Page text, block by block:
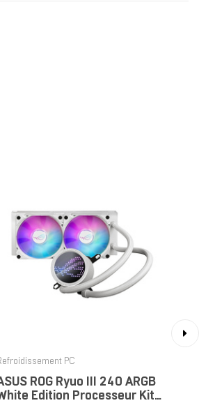
PC
ROG Ryuo III 240 ARGB
Edition Processeur Kit